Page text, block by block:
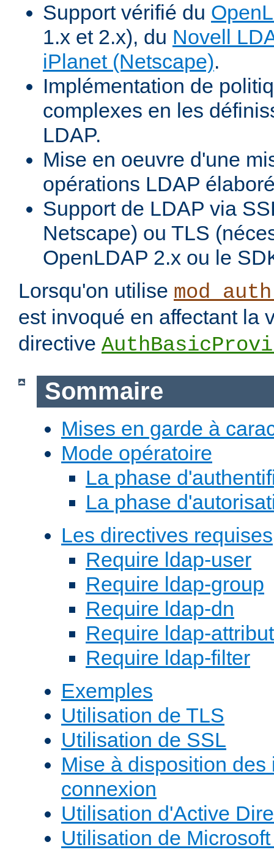
Support vérifié du
1.x et 2.x), du Novell
iPlanet (Netscape).
Implémentation de
complexes en les
LDAP.
Mise en oeuvre d'une
opérations LDAP
Support de LDAP via
Netscape) ou TLS
OpenLDAP 2.x ou le
Lorsqu'on utilise
est invoqué en affectant la
directive
Sommaire
Mises en garde à
Mode opératoire
La phase
La phase
Les directives requises
Require ldap-user
Require ldap-group
Require ldap-dn
Require ldap-
Require ldap-filter
Exemples
Utilisation de TLS
Utilisation de SSL
Mise à disposition des
connexion
Utilisation d'Active
Utilisation de